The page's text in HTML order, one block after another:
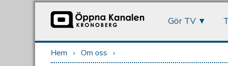
Gör TV
Du är här
Hem › Om oss ›